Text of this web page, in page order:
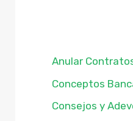
Anular
Conceptos
Consejos y